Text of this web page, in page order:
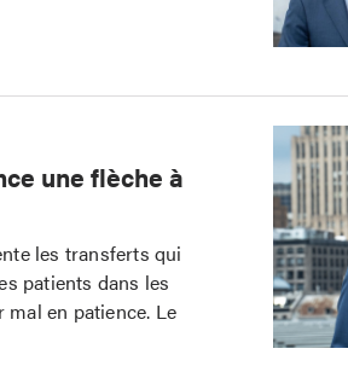
une flèche à
les transferts qui
patients dans les
en patience. Le